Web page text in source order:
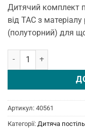
Дитячий комплект
від TAC з
(полуторний) для
Постільна білизна
Артикул: 40561
Категорії: Дитяча